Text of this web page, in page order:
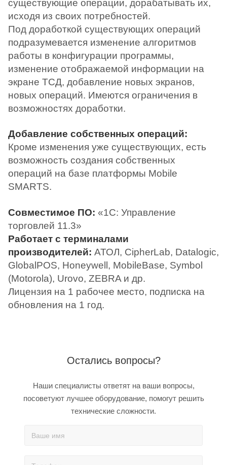
существующие операции, дорабатывать их,
исходя из своих потребностей.
Под доработкой существующих операций
подразумевается изменение алгоритмов
работы в конфигурации программы,
изменение отображаемой информации на
экране ТСД, добавление новых экранов,
новых операций. Имеются ограничения в
возможностях доработки.
Добавление собственных операций:
Кроме изменения уже существующих, есть
возможность создания собственных
операций на базе платформы Mobile
SMARTS.
Совместимое ПО: «1С: Управление
торговлей 11.3»
Работает с терминалами
производителей: АТОЛ, CipherLab, Datalogic,
GlobalPOS, Honeywell, MobileBase, Symbol
(Motorola), Urovo, ZEBRA и др.
Лицензия на 1 рабочее место, подписка на
обновления на 1 год.
Остались вопросы?
Наши специалисты ответят на ваши вопросы,
посоветуют лучшее оборудование, помогут решить
технические сложности.